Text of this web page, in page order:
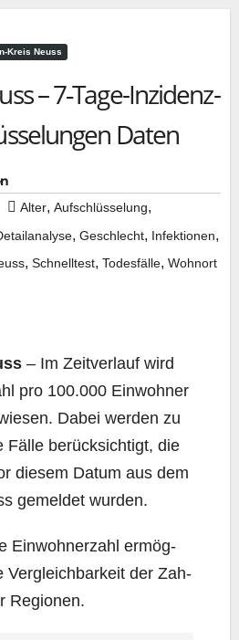
Kreis Neuss
– 7‑Tage-Inzidenz-
Daten
Alter, Aufschlüsselung,
, Geschlecht, Infektionen,
, Schnelltest, Todesfälle, Wohnort
– Im Zeit­ver­lauf wird
pro 100.000 Ein­woh­ner
Dabei wer­den zu
Fäl­le berück­sich­tigt, die
die­sem Datum aus dem
gemel­det wurden.
Ein­woh­ner­zahl ermög­
Ver­gleich­bar­keit der Zah­
Regionen.